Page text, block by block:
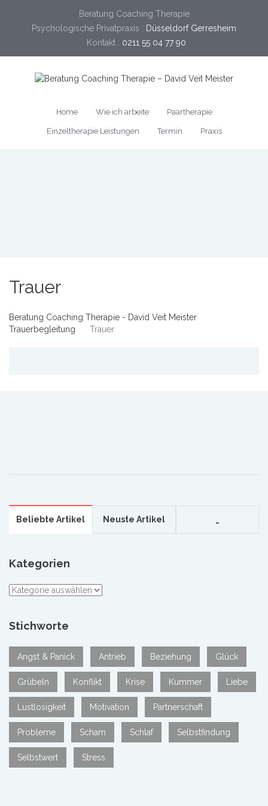
Beratung Coaching Therapie
Psychologische Privatpraxis : Düsseldorf Gerresheim
Kontakt : 0211 55 04 77 90
Home Wie ich arbeite Paartherapie
Einzeltherapie Leistungen Termin Praxis
Trauer
Beratung Coaching Therapie - David Veit Meister
Trauerbegleitung
Trauer
Beliebte Artikel Neuste Artikel
Kategorien
Kategorien
Stichworte
Angst & Panick Antrieb Beziehung Glück
Grübeln Konflikt Krise Kummer Liebe
Lustlosigkeit Motivation Partnerschaft
Probleme Scham Schlaf Selbstfindung
Selbstwert Stress